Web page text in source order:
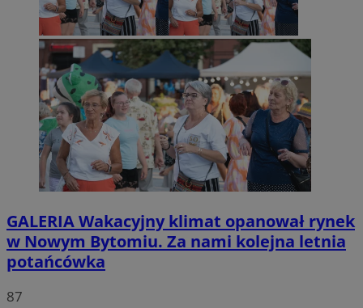
GALERIAWakacyjny klimat opanował rynek
w Nowym Bytomiu. Za nami kolejna letnia
potańcówka
87